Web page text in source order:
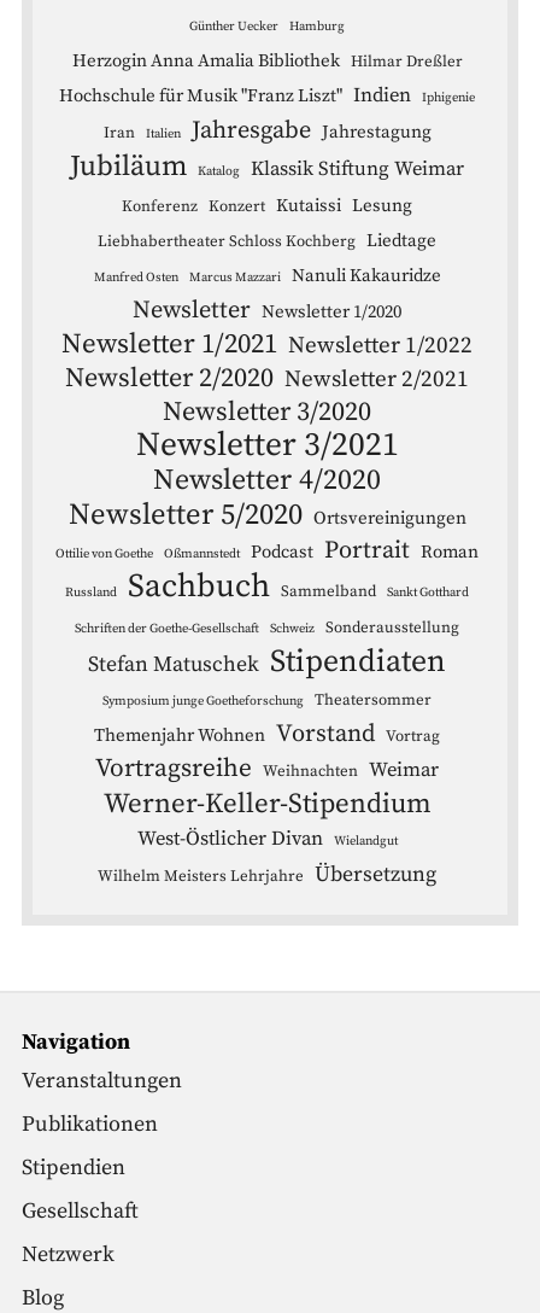
Günther Uecker Hamburg
Herzogin Anna Amalia Bibliothek Hilmar Dreßler
Hochschule für Musik "Franz Liszt" Indien Iphigenie
Iran Italien Jahresgabe Jahrestagung
Jubiläum Katalog Klassik Stiftung Weimar
Konferenz Konzert Kutaissi Lesung
Liebhabertheater Schloss Kochberg Liedtage
Manfred Osten Marcus Mazzari Nanuli Kakauridze
Newsletter Newsletter 1/2020
Newsletter 1/2021 Newsletter 1/2022
Newsletter 2/2020 Newsletter 2/2021
Newsletter 3/2020
Newsletter 3/2021
Newsletter 4/2020
Newsletter 5/2020 Ortsvereinigungen
Ottilie von Goethe Oßmannstedt Podcast Portrait Roman
Russland Sachbuch Sammelband Sankt Gotthard
Schriften der Goethe-Gesellschaft Schweiz Sonderausstellung
Stefan Matuschek Stipendiaten
Symposium junge Goetheforschung Theatersommer
Themenjahr Wohnen Vorstand Vortrag
Vortragsreihe Weihnachten Weimar
Werner-Keller-Stipendium
West-Östlicher Divan Wielandgut
Wilhelm Meisters Lehrjahre Übersetzung
Navigation
Veranstaltungen
Publikationen
Stipendien
Gesellschaft
Netzwerk
Blog